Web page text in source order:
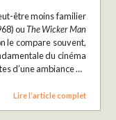
être moins familier
ouThe Wicker Man
le compare souvent,
du cinéma
d’une ambiance …
Lire l’article complet